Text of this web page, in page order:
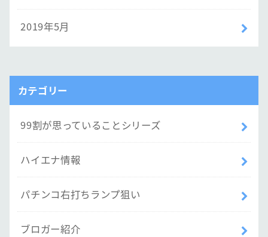
2019年5月
カテゴリー
99割が思っていることシリーズ
ハイエナ情報
パチンコ右打ちランプ狙い
ブロガー紹介